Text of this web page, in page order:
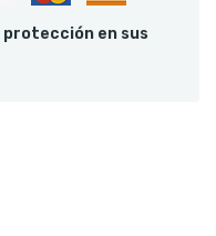
en sus